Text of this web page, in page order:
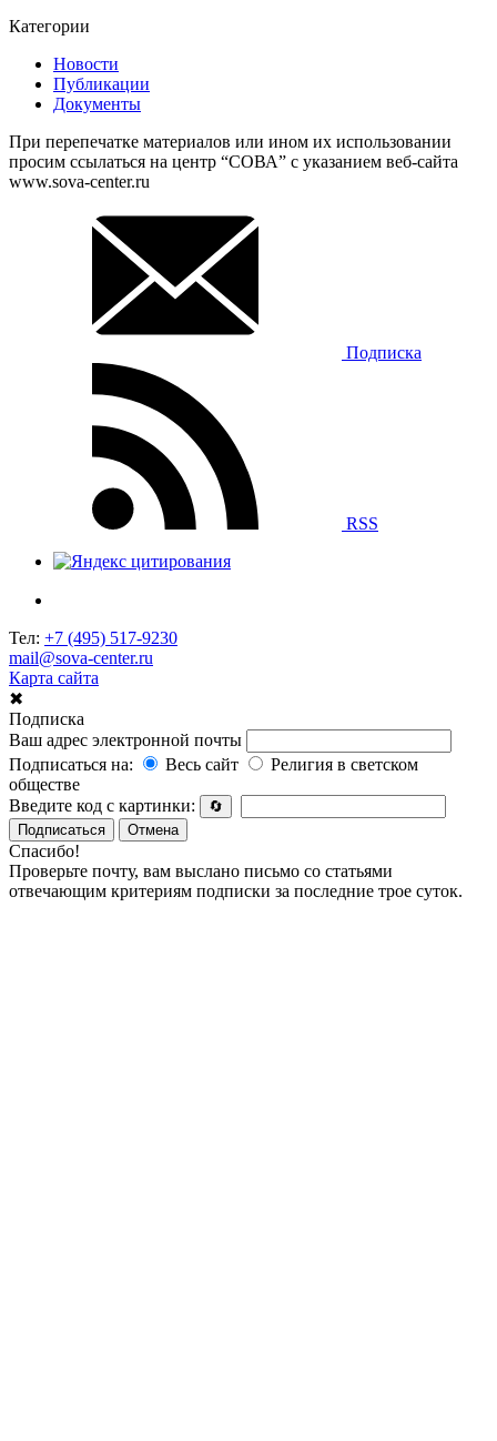
Категории
Новости
Публикации
Документы
При перепечатке материалов или ином их использовании
просим ссылаться на центр “СОВА” с указанием веб-сайта
www.sova-center.ru
Подписка
RSS
Тел: +7 (495) 517-9230
mail@sova-center.ru
Карта сайта
✖
Подписка
Ваш адрес электронной почты
Подписаться на:
Весь сайт
Религия в светском
обществе
Введите код с картинки:
🔄
Подписаться
Отмена
Спасибо!
Проверьте почту, вам выслано письмо со статьями
отвечающим критериям подписки за последние трое суток.